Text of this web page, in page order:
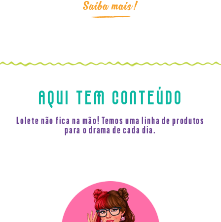
AQUI TEM CONTEÚDO
Lolete não fica na mão! Temos uma linha de produtos
para o drama de cada dia.